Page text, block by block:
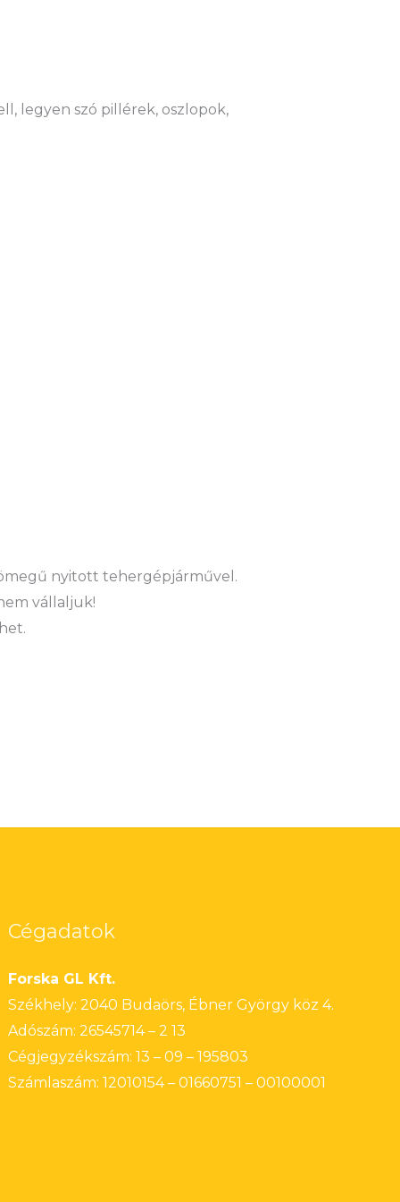
legyen szó pillérek, oszlopok,
nyitott tehergépjárművel.
vállaljuk!
Cégadatok
Forska GL Kft.
Székhely: 2040 Budaörs, Ébner György köz 4.
Adószám: 26545714 – 2 13
Cégjegyzékszám: 13 – 09 – 195803
Számlaszám: 12010154 – 01660751 – 00100001